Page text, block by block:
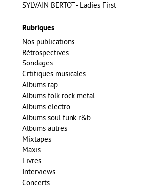
SYLVAIN BERTOT - Ladies First
Rubriques
Nos publications
Rétrospectives
Sondages
Crtitiques musicales
Albums rap
Albums folk rock metal
Albums electro
Albums soul funk r&b
Albums autres
Mixtapes
Maxis
Livres
Interviews
Concerts